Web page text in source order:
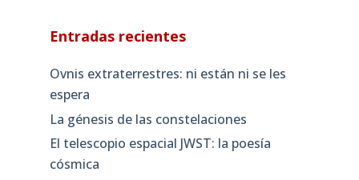
Entradas recientes
Ovnis extraterrestres: ni están ni se les
espera
La génesis de las constelaciones
El telescopio espacial JWST: la poesía
cósmica